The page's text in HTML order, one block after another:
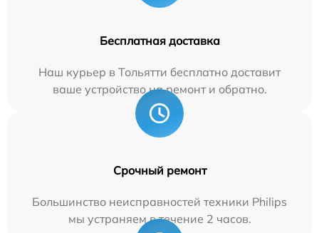
Бесплатная доставка
Наш курьер в Тольятти бесплатно доставит
ваше устройство на ремонт и обратно.
Срочный ремонт
Большинство неисправностей техники Philips
мы устраняем в течение 2 часов.